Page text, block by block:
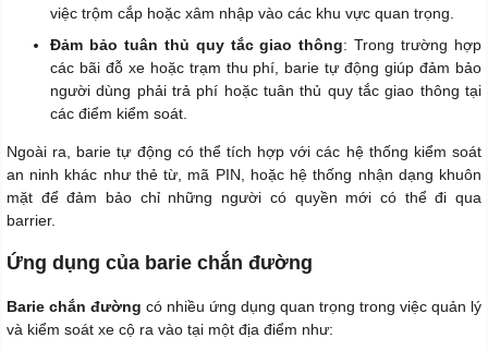
việc trộm cắp hoặc xâm nhập vào các khu vực quan trọng.
Đảm bảo tuân thủ quy tắc giao thông: Trong trường hợp
các bãi đỗ xe hoặc trạm thu phí, barie tự động giúp đảm bảo
người dùng phải trả phí hoặc tuân thủ quy tắc giao thông tại
các điểm kiểm soát.
Ngoài ra, barie tự động có thể tích hợp với các hệ thống kiểm soát
an ninh khác như thẻ từ, mã PIN, hoặc hệ thống nhận dạng khuôn
mặt để đảm bảo chỉ những người có quyền mới có thể đi qua
barrier.
Ứng dụng của barie chắn đường
Barie chắn đường có nhiều ứng dụng quan trọng trong việc quản lý
và kiểm soát xe cộ ra vào tại một địa điểm như: